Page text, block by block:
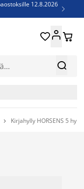
12.8.2026


 
 Kirjahylly HORSENS 5